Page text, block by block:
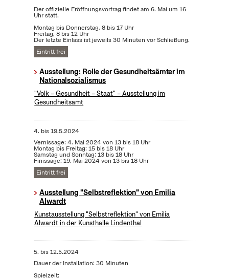
Der offizielle Eröffnungsvortrag findet am 6. Mai um 16
Uhr statt.
Montag bis Donnerstag, 8 bis 17 Uhr
Freitag, 8 bis 12 Uhr
Der letzte Einlass ist jeweils 30 Minuten vor Schließung.
Eintritt frei
Ausstellung: Rolle der Gesundheitsämter im
Nationalsozialismus
"Volk – Gesundheit – Staat" – Ausstellung im
Gesundheitsamt
4. bis19.5.2024
Vernissage: 4. Mai 2024 von 13 bis 18 Uhr
Montag bis Freitag: 15 bis 18 Uhr
Samstag und Sonntag: 13 bis 18 Uhr
Finissage: 19. Mai 2024 von 13 bis 18 Uhr
Eintritt frei
Ausstellung "Selbstreflektion" von Emilia
Alwardt
Kunstausstellung "Selbstreflektion" von Emilia
Alwardt in der Kunsthalle Lindenthal
5. bis12.5.2024
Dauer der Installation: 30 Minuten
Spielzeit: